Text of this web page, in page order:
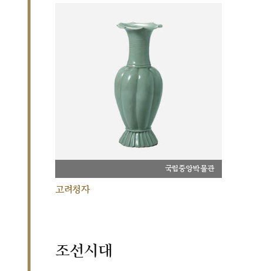
국립중앙박물관
고려청자
조선시대